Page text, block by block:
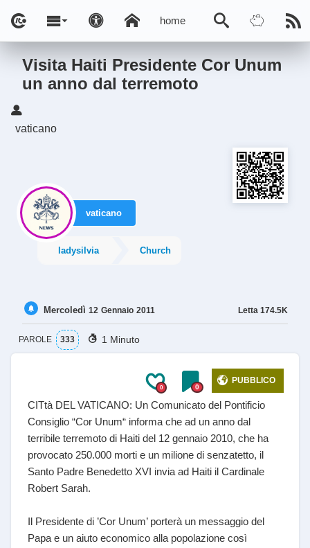
home
Visita Haiti Presidente Cor Unum
un anno dal terremoto
vaticano
vaticano
ladysilvia Church
Letta 174.5K
Mercoledì 12 Gennaio 2011
PAROLE 333 1 Minuto
0 0
PUBBLICO
CITtà DEL VATICANO: Un Comunicato del Pontificio
Consiglio “Cor Unum“ informa che ad un anno dal
terribile terremoto di Haiti del 12 gennaio 2010, che ha
provocato 250.000 morti e un milione di senzatetto, il
Santo Padre Benedetto XVI invia ad Haiti il Cardinale
Robert Sarah.
Il Presidente di ’Cor Unum’ porterà un messaggio del
Papa e un aiuto economico alla popolazione così